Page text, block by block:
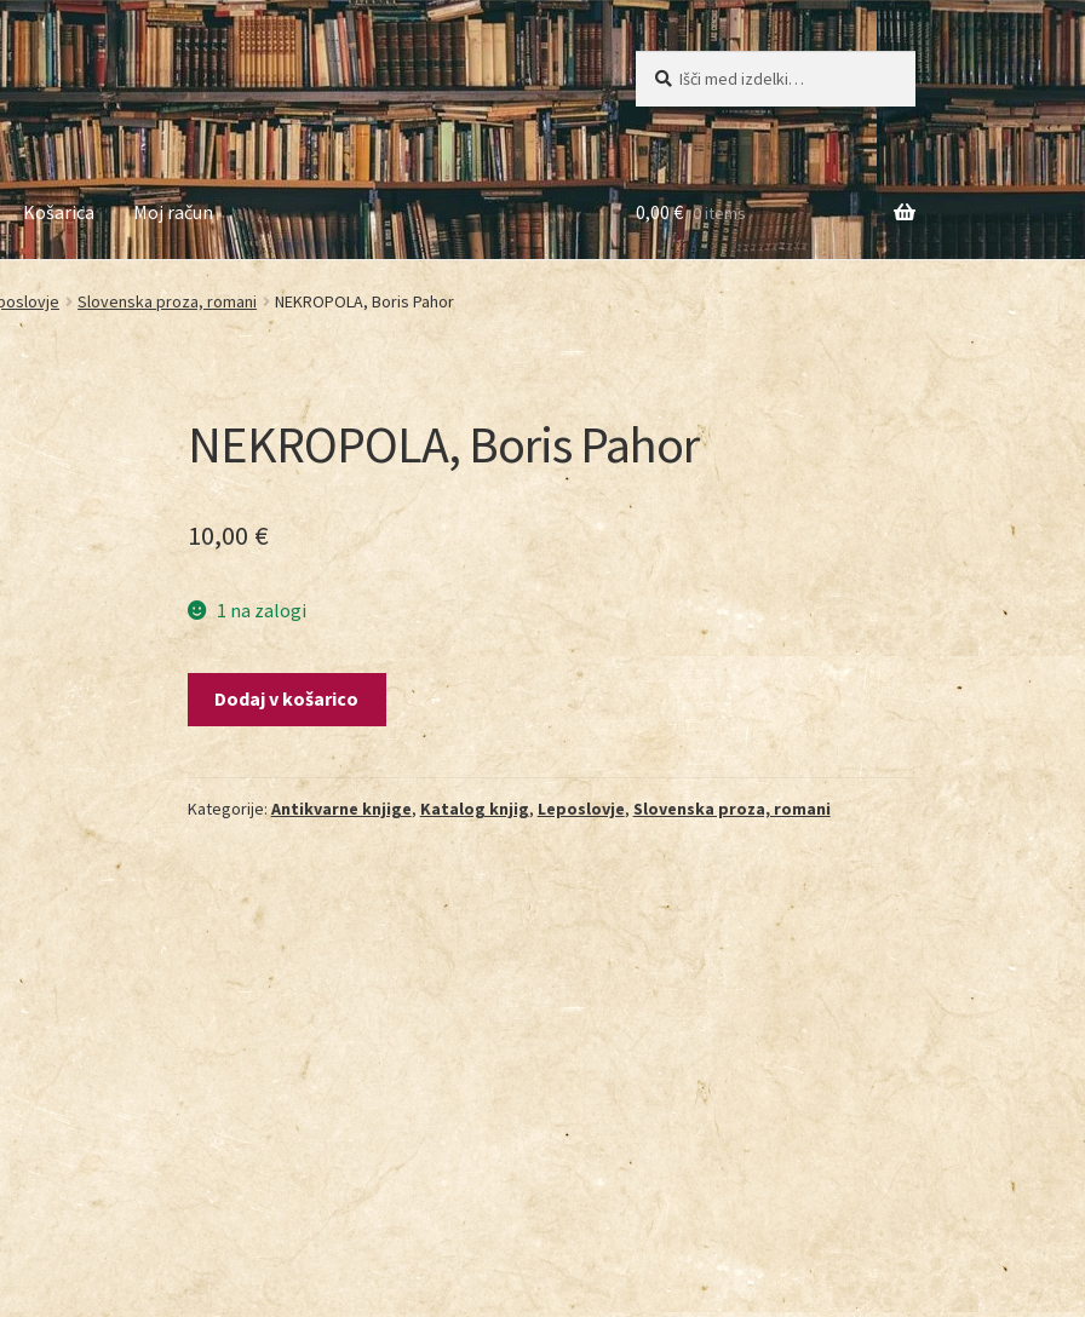
Iskanje
Košarica Moj račun
nakupovanja Najbolj pogosta vprašanjaNaša zgodba Odkup knjig
Trgovina Zaključek nakupa
0,00€ 0 items
Slovenska proza, romani NEKROPOLA, Boris Pahor
NEKROPOLA, Boris Pahor
10,00 €
1 na zalogi
Dodaj v košarico
Kategorije: Antikvarne knjige, Katalog knjig, Leposlovje, Slovenska proza, romani